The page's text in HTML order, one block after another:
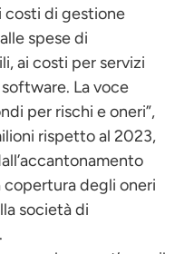
costi di gestione
spese di
ai costi per servizi
La voce
per rischi e oneri”,
rispetto al 2023,
degli oneri
società di